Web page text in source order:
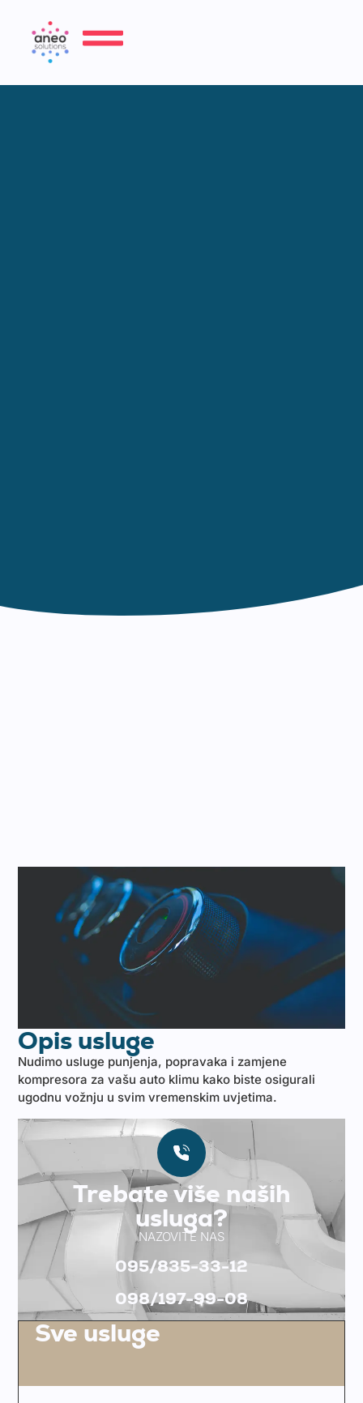
Sve usluge
Opis usluge
Nudimo usluge punjenja, popravaka i zamjene
kompresora za vašu auto klimu kako biste osigurali
ugodnu vožnju u svim vremenskim uvjetima.
Trebate više naših
usluga?
NAZOVITE NAS
095/835-33-12
098/197-99-08